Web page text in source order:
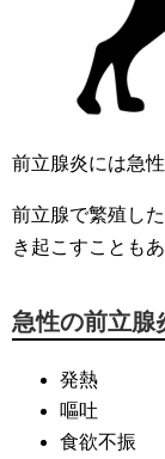
前立腺炎には急
前立腺で繁殖し
き起こすこともあ
急性の前立腺
発熱
嘔吐
食欲不振